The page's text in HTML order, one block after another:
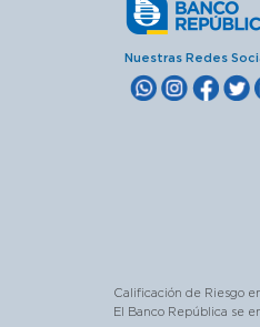
Nuestras Redes
Calificación de Riesgo
El Banco República se